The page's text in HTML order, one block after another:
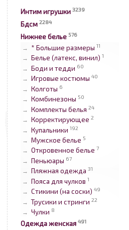
Интим игрушки 3239
Бдсм 2284
Нижнее белье 576
→ * Большие размеры 11
→ Белье (латекс, винил) 1
→ Боди и тедди 60
→ Игровые костюмы 40
→ Колготы 6
→ Комбинезоны 50
→ Комплекты белья 24
→ Корректирующее 2
→ Купальники 192
→ Мужское белье 5
→ Откровенное белье 7
→ Пеньюары 67
→ Пляжная одежда 31
→ Пояса для чулков 1
→ Стикини (на соски) 49
→ Трусики и стринги 22
→ Чулки 8
Одежда женская 491